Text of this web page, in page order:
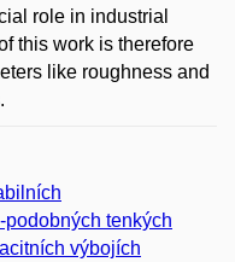
role in industrial
this work is therefore
like roughness and
tenkých
výbojích